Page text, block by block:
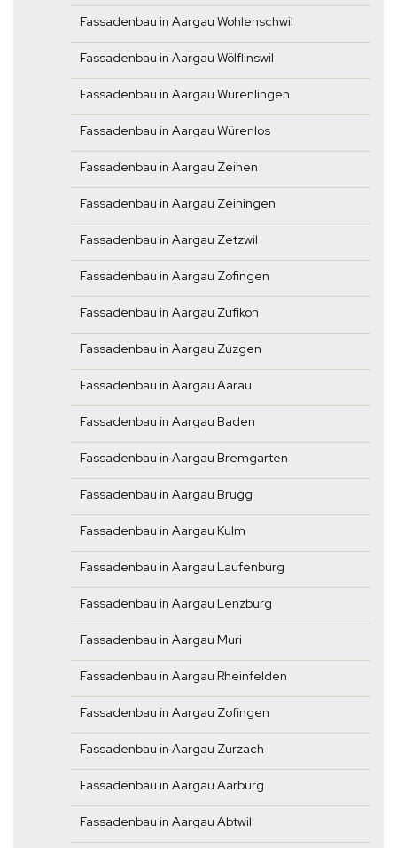
Fassadenbau in Aargau Wohlenschwil
Fassadenbau in Aargau Wölflinswil
Fassadenbau in Aargau Würenlingen
Fassadenbau in Aargau Würenlos
Fassadenbau in Aargau Zeihen
Fassadenbau in Aargau Zeiningen
Fassadenbau in Aargau Zetzwil
Fassadenbau in Aargau Zofingen
Fassadenbau in Aargau Zufikon
Fassadenbau in Aargau Zuzgen
Fassadenbau in Aargau Aarau
Fassadenbau in Aargau Baden
Fassadenbau in Aargau Bremgarten
Fassadenbau in Aargau Brugg
Fassadenbau in Aargau Kulm
Fassadenbau in Aargau Laufenburg
Fassadenbau in Aargau Lenzburg
Fassadenbau in Aargau Muri
Fassadenbau in Aargau Rheinfelden
Fassadenbau in Aargau Zofingen
Fassadenbau in Aargau Zurzach
Fassadenbau in Aargau Aarburg
Fassadenbau in Aargau Abtwil